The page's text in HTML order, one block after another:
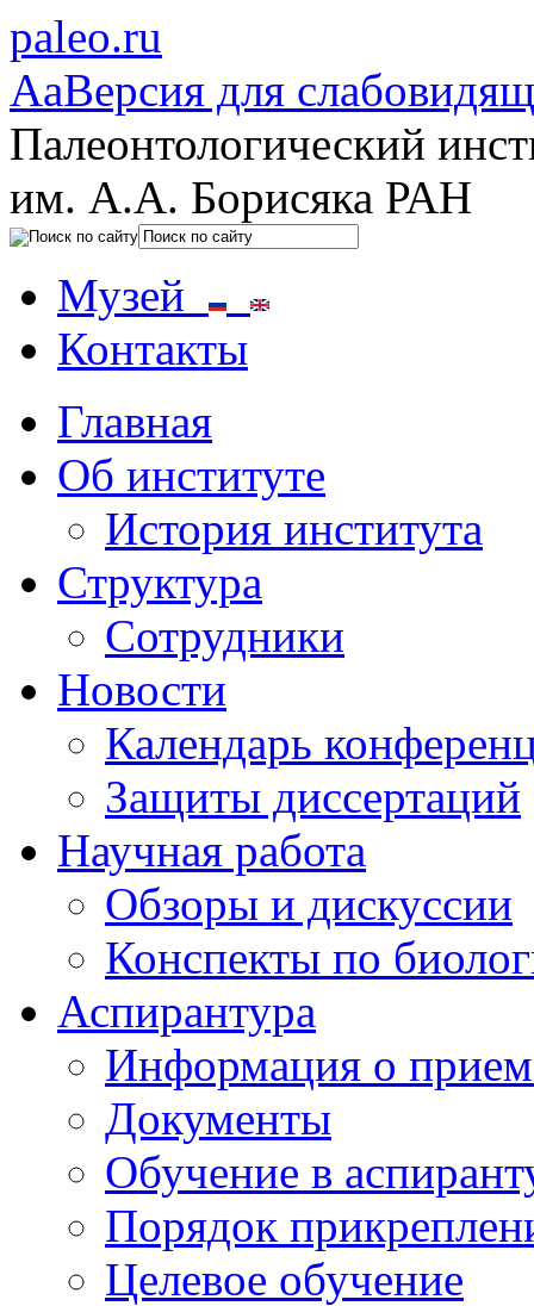
paleo.ru
AaВерсия для
Палеонтологический
им. А.А. Борисяка РАН
Музей
Контакты
Главная
Об институте
История института
Структура
Сотрудники
Новости
Календарь
Защиты диссертаций
Научная работа
Обзоры и дискуссии
Конспекты по
Аспирантура
Информация о
Документы
Обучение в
Порядок
Целевое обучение